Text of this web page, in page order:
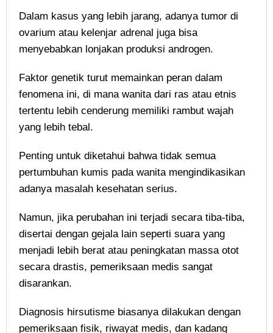
Dalam kasus yang lebih jarang, adanya tumor di
ovarium atau kelenjar adrenal juga bisa
menyebabkan lonjakan produksi androgen.
Faktor genetik turut memainkan peran dalam
fenomena ini, di mana wanita dari ras atau etnis
tertentu lebih cenderung memiliki rambut wajah
yang lebih tebal.
Penting untuk diketahui bahwa tidak semua
pertumbuhan kumis pada wanita mengindikasikan
adanya masalah kesehatan serius.
Namun, jika perubahan ini terjadi secara tiba-tiba,
disertai dengan gejala lain seperti suara yang
menjadi lebih berat atau peningkatan massa otot
secara drastis, pemeriksaan medis sangat
disarankan.
Diagnosis hirsutisme biasanya dilakukan dengan
pemeriksaan fisik, riwayat medis, dan kadang